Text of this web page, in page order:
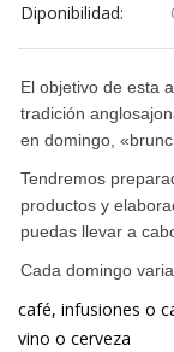
Diponibilidad:
El objetivo de esta
tradición
en domingo,
Tendremos
productos y
puedas llevar a
Cada domingo
café, infusiones o
vino o cerveza